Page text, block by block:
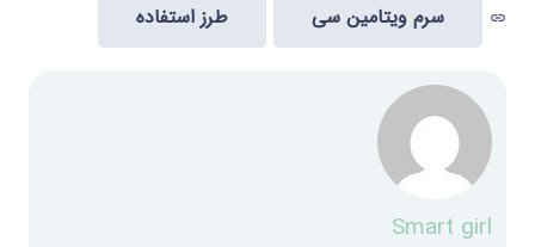
link سرم ویتامین سی طرز استفاده
Smart girl